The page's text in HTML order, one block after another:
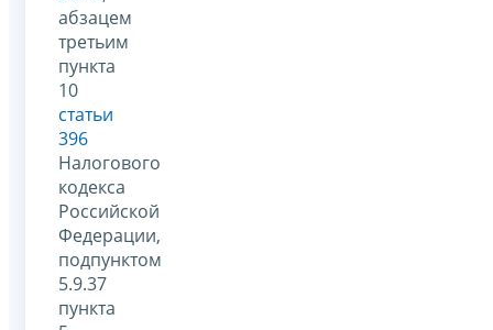
абзацем
третьим
пункта
10
статьи
396
Налогового
кодекса
Российской
Федерации,
подпунктом
5.9.37
пункта